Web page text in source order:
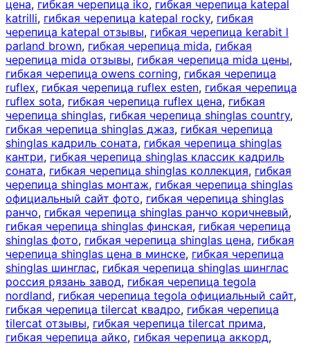
цена, гибкая черепица iko, гибкая черепица katepal
katrilli, гибкая черепица katepal rocky, гибкая
черепица katepal отзывы, гибкая черепица kerabit l
parland brown, гибкая черепица mida, гибкая
черепица mida отзывы, гибкая черепица mida цены,
гибкая черепица owens corning, гибкая черепица
ruflex, гибкая черепица ruflex esten, гибкая черепица
ruflex sota, гибкая черепица ruflex цена, гибкая
черепица shinglas, гибкая черепица shinglas country,
гибкая черепица shinglas джаз, гибкая черепица
shinglas кадриль соната, гибкая черепица shinglas
кантри, гибкая черепица shinglas классик кадриль
соната, гибкая черепица shinglas коллекция, гибкая
черепица shinglas монтаж, гибкая черепица shinglas
официальный сайт фото, гибкая черепица shinglas
ранчо, гибкая черепица shinglas ранчо коричневый,
гибкая черепица shinglas финская, гибкая черепица
shinglas фото, гибкая черепица shinglas цена, гибкая
черепица shinglas цена в минске, гибкая черепица
shinglas шинглас, гибкая черепица shinglas шинглас
россия рязань завод, гибкая черепица tegola
nordland, гибкая черепица tegola официальный сайт,
гибкая черепица tilercat квадро, гибкая черепица
tilercat отзывы, гибкая черепица tilercat прима,
гибкая черепица айко, гибкая черепица аккорд,